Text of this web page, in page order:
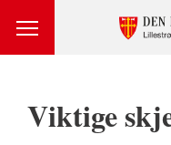
Viktige